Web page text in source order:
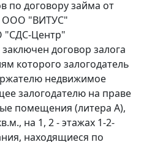
по договору займа от
ООО "ВИТУС"
"СДС-Центр"
договор залога
которого залогодатель
недвижимое
залогодателю на праве
помещения (литера А),
на 1, 2 - этажах 1-2-
находящиеся по